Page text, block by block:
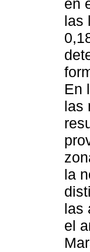
en
las
En
las
la
las
el